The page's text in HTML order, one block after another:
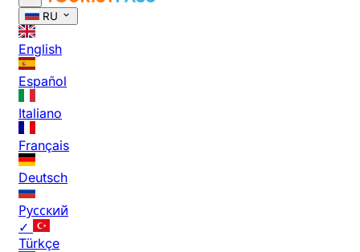
RU
English
Español
Italiano
Français
Deutsch
Русский
✓
Türkçe